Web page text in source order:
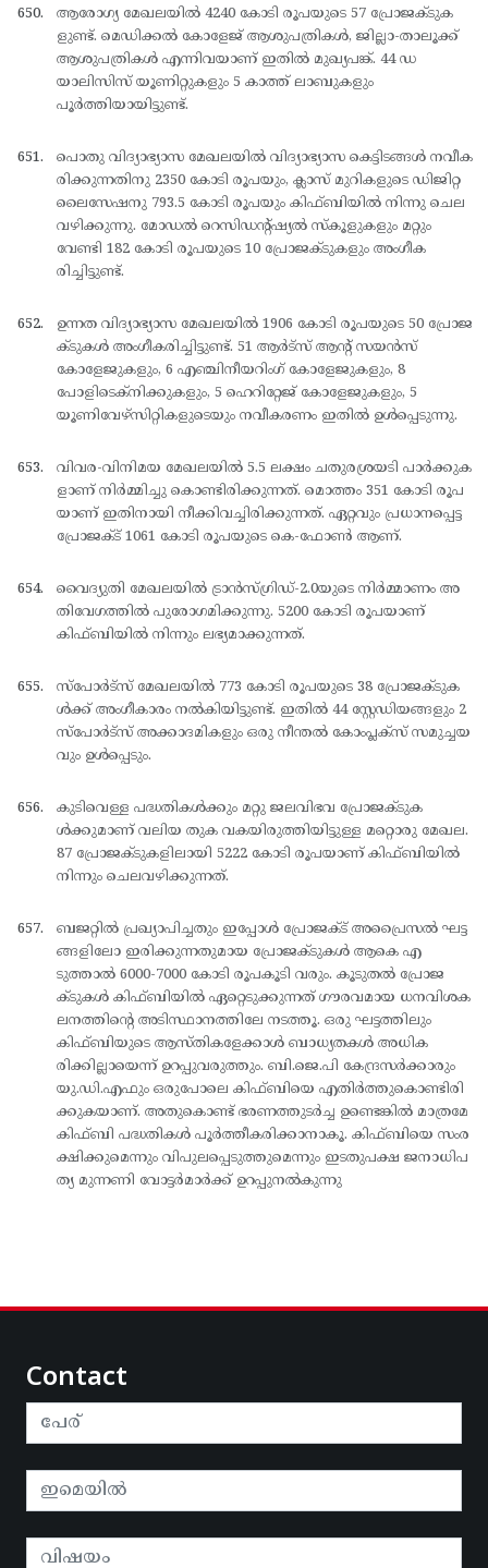
ആരോഗ്യ മേഖലയില്‍ 4240 കോടി രൂപയുടെ 57 പ്രോജക്ടുക
ളുണ്ട്. മെഡിക്കല്‍ കോളേജ് ആശുപത്രികള്‍, ജില്ലാ-താലൂക്ക്
ആശുപത്രികള്‍ എന്നിവയാണ് ഇതില്‍ മുഖ്യപങ്ക്. 44 ഡ
യാലിസിസ് യൂണിറ്റുകളും 5 കാത്ത് ലാബുകളും
പൂര്‍ത്തിയായിട്ടുണ്ട്.
പൊതു വിദ്യാഭ്യാസ മേഖലയില്‍ വിദ്യാഭ്യാസ കെട്ടിടങ്ങള്‍ നവീക
രിക്കുന്നതിനു 2350 കോടി രൂപയും, ക്ലാസ് മുറികളുടെ ഡിജിറ്റ
ലൈസേഷനു 793.5 കോടി രൂപയും കിഫ്ബിയില്‍ നിന്നു ചെല
വഴിക്കുന്നു. മോഡല്‍ റെസിഡന്റ്ഷ്യല്‍ സ്കൂളുകളും മറ്റും
വേണ്ടി 182 കോടി രൂപയുടെ 10 പ്രോജക്ടുകളും അംഗീക
രിച്ചിട്ടുണ്ട്.
ഉന്നത വിദ്യാഭ്യാസ മേഖലയില്‍ 1906 കോടി രൂപയുടെ 50 പ്രോജ
ക്ടുകള്‍ അംഗീകരിച്ചിട്ടുണ്ട്. 51 ആര്‍ട്സ് ആന്റ് സയന്‍സ്
കോളേജുകളും, 6 എഞ്ചിനീയറിംഗ് കോളേജുകളും, 8
പോളിടെക്നിക്കുകളും, 5 ഹെറിറ്റേജ് കോളേജുകളും, 5
യൂണിവേഴ്സിറ്റികളുടെയും നവീകരണം ഇതില്‍ ഉള്‍പ്പെടുന്നു.
വിവര-വിനിമയ മേഖലയില്‍ 5.5 ലക്ഷം ചതുരശ്രയടി പാര്‍ക്കുക
ളാണ് നിര്‍മ്മിച്ചു കൊണ്ടിരിക്കുന്നത്. മൊത്തം 351 കോടി രൂപ
യാണ് ഇതിനായി നീക്കിവച്ചിരിക്കുന്നത്. ഏറ്റവും പ്രധാനപ്പെട്ട
പ്രോജക്ട് 1061 കോടി രൂപയുടെ കെ-ഫോണ്‍ ആണ്.
വൈദ്യുതി മേഖലയില്‍ ട്രാന്‍സ്ഗ്രിഡ്-2.0യുടെ നിര്‍മ്മാണം അ
തിവേഗത്തില്‍ പുരോഗമിക്കുന്നു. 5200 കോടി രൂപയാണ്
കിഫ്ബിയില്‍ നിന്നും ലഭ്യമാക്കുന്നത്.
സ്പോര്‍ട്സ് മേഖലയില്‍ 773 കോടി രൂപയുടെ 38 പ്രോജക്ടുക
ള്‍ക്ക് അംഗീകാരം നല്‍കിയിട്ടുണ്ട്. ഇതില്‍ 44 സ്റ്റേഡിയങ്ങളും 2
സ്പോര്‍ട്സ് അക്കാദമികളും ഒരു നീന്തല്‍ കോംപ്ലക്സ് സമുച്ചയ
വും ഉള്‍പ്പെടും.
കുടിവെള്ള പദ്ധതികള്‍ക്കും മറ്റു ജലവിഭവ പ്രോജക്ടുക
ള്‍ക്കുമാണ് വലിയ തുക വകയിരുത്തിയിട്ടുള്ള മറ്റൊരു മേഖല.
87 പ്രോജക്ടുകളിലായി 5222 കോടി രൂപയാണ് കിഫ്ബിയില്‍
നിന്നും ചെലവഴിക്കുന്നത്.
ബജറ്റില്‍ പ്രഖ്യാപിച്ചതും ഇപ്പോള്‍ പ്രോജക്ട് അപ്രൈസല്‍ ഘട്ട
ങ്ങളിലോ ഇരിക്കുന്നതുമായ പ്രോജക്ടുകള്‍ ആകെ എ
ടുത്താല്‍ 6000-7000 കോടി രൂപകൂടി വരും. കൂടുതല്‍ പ്രോജ
ക്ടുകള്‍ കിഫ്ബിയില്‍ ഏറ്റെടുക്കുന്നത് ഗൗരവമായ ധനവിശക
ലനത്തിന്റെ അടിസ്ഥാനത്തിലേ നടത്തൂ. ഒരു ഘട്ടത്തിലും
കിഫ്ബിയുടെ ആസ്തികളേക്കാള്‍ ബാധ്യതകള്‍ അധിക
രിക്കില്ലായെന്ന് ഉറപ്പുവരുത്തും. ബി.ജെ.പി കേന്ദ്രസര്‍ക്കാരും
യു.ഡി.എഫും ഒരുപോലെ കിഫ്ബിയെ എതിര്‍ത്തുകൊണ്ടിരി
ക്കുകയാണ്. അതുകൊണ്ട് ഭരണത്തുടര്‍ച്ച ഉണ്ടെങ്കില്‍ മാത്രമേ
കിഫ്ബി പദ്ധതികള്‍ പൂര്‍ത്തീകരിക്കാനാകൂ. കിഫ്ബിയെ സംര
ക്ഷിക്കുമെന്നും വിപുലപ്പെടുത്തുമെന്നും ഇടതുപക്ഷ ജനാധിപ
ത്യ മുന്നണി വോട്ടര്‍മാര്‍ക്ക് ഉറപ്പുനല്‍കുന്നു
Contact